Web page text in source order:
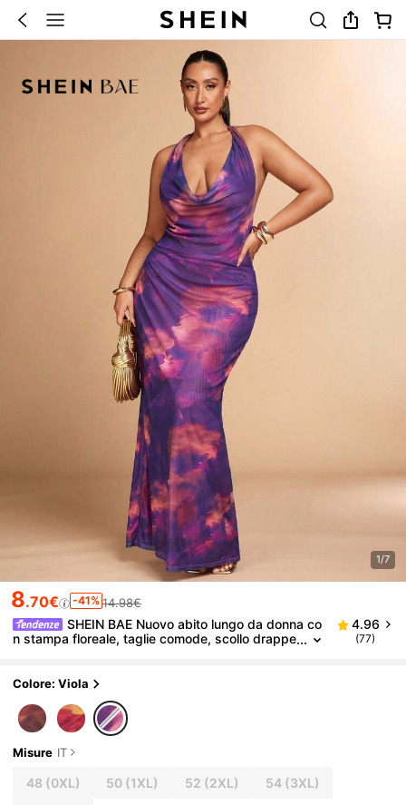
1/7
8.70€ -41% 14.98€
SHEIN BAE Nuovo abito lungo da donna co
n stampa floreale, taglie comode, scollo drappe
4.96
(77)
Colore: Viola
Misure IT
48 (0XL) 50 (1XL) 52 (2XL) 54(3XL)